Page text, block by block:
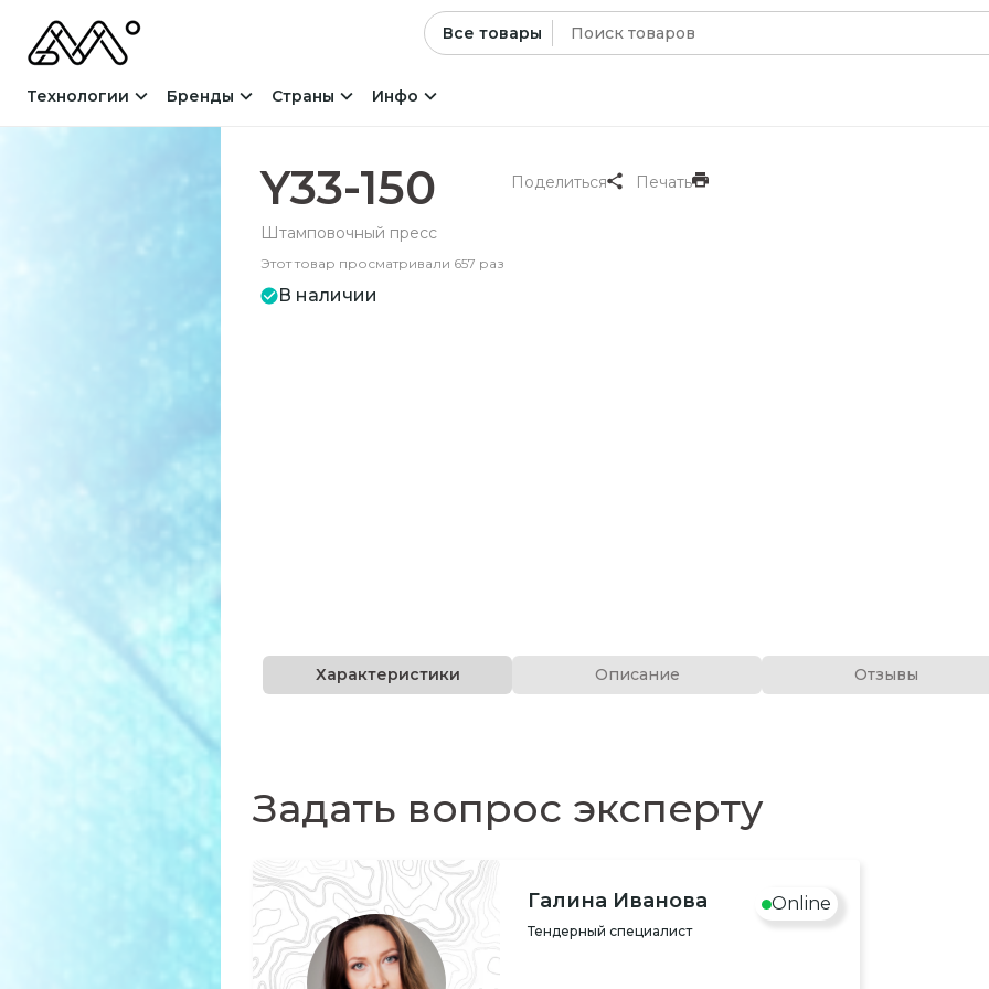
Все товары Искать:
Технологии Бренды Страны Инфо
Y33-150
Штамповочный пресс
Этот товар просматривали 657 раз
В наличии
Поделиться Печать
Характеристики Описание Отзывы
Задать вопрос эксперту
Галина Иванова
Тендерный специалист
Online